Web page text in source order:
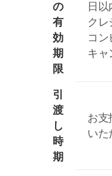
の
有
効
期
限
日
クレ
コン
キャ
引
渡
し
時
期
お支
いた